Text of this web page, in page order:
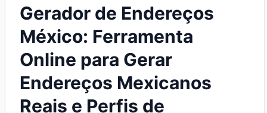
Gerador de Endereços
México: Ferramenta
Online para Gerar
Endereços Mexicanos
Reais e Perfis de